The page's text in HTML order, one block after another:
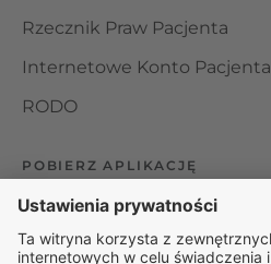
Rzecznik Praw Pacjenta
Internetowe Konto Pacjenta
RODO
POBIERZ APLIKACJĘ